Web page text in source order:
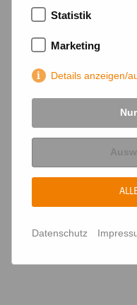
Haben wir dein
sende sie noch heute
Statistik
Marketing
Details anzeigen/
Datenschutz